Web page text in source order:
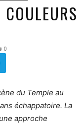
0
du Temple au
échappatoire. La
approche